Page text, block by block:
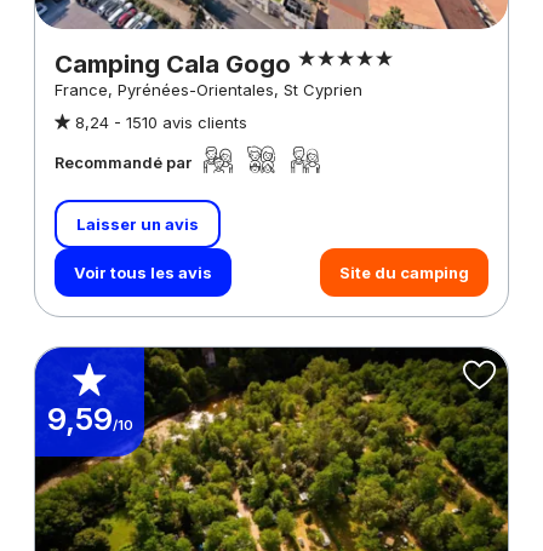
Camping Cala Gogo
France, Pyrénées-Orientales, St Cyprien
8,24 - 1510 avis clients
Recommandé par
Laisser un avis
Voir tous les avis Site du camping
9,59/10